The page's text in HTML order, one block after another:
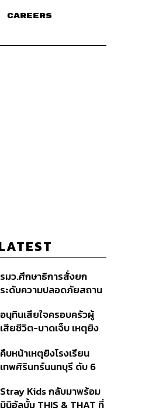
CAREERS
รมว.ศึกษาธิการสั่งยก
ระดับความปลอดภัยสถาน
แชร์เพื่อระงับพฤติกรรม
เลียนแบบ หลังเหตุยิงใน
อนุทินเสียใจครอบครัวผู้
เสียชีวิต-บาดเจ็บ เหตุยิง
เดินหน้าแก้ กม.คุมอาวุธปืน
ชี้ผู้ปกครองต้องร่วมรับผิด
คืบหน้าเหตุยิงโรงเรียน
เทพศิรินทร์นนทบุรี ดับ 6
ขโมยปืนปู่ก่อเหตุ
Stray Kids กลับมาพร้อม
มินิอัลบั้ม THIS & THAT ที่